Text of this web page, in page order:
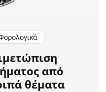
από
θέματα